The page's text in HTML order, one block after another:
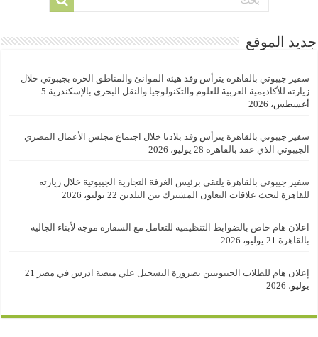
جديد الموقع
سفير جيبوتي بالقاهرة يترأس وفد هيئة الموانئ والمناطق الحرة بجيبوتي خلال
زيارته للأكاديمية العربية للعلوم والتكنولوجيا والنقل البحري بالإسكندرية 5
أغسطس، 2026
سفير جيبوتي بالقاهرة يترأس وفد بلادنا خلال اجتماع مجلس الأعمال المصري
الجيبوتي الذي عقد بالقاهرة 28 يوليو، 2026
سفير جيبوتي بالقاهرة يلتقي برئيس الغرفة التجارية الجيبوتية خلال زيارته
للقاهرة لبحث علاقات التعاون المشترك بين البلدين 22 يوليو، 2026
اعلان هام خاص بالضوابط التنظيمية للتعامل مع السفارة موجه لأبناء الجالية
بالقاهرة 21 يوليو، 2026
إعلان هام للطلاب الجيبوتيين بضرورة التسجيل علي منصة ادرس في مصر 21
يوليو، 2026